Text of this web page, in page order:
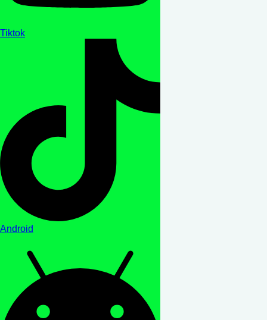
Tiktok
Android